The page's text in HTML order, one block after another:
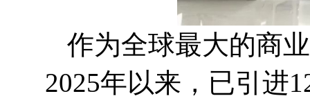
作为全球最大的商
2025年以来，已引进